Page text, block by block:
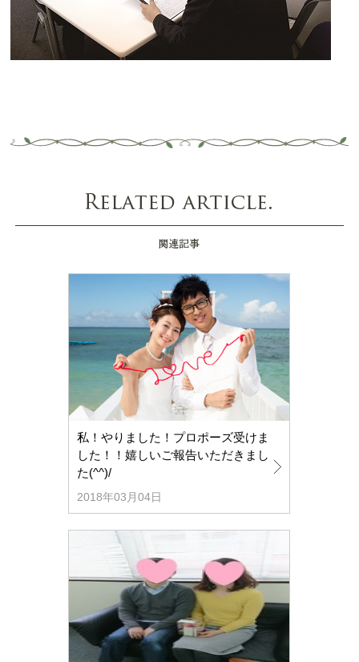
私！やりました！プロポーズ受けま
した！！嬉しいご報告いただきまし
た(^^)/
2018年03月04日